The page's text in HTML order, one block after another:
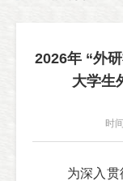
2026年 “外
大学生
时
为深入